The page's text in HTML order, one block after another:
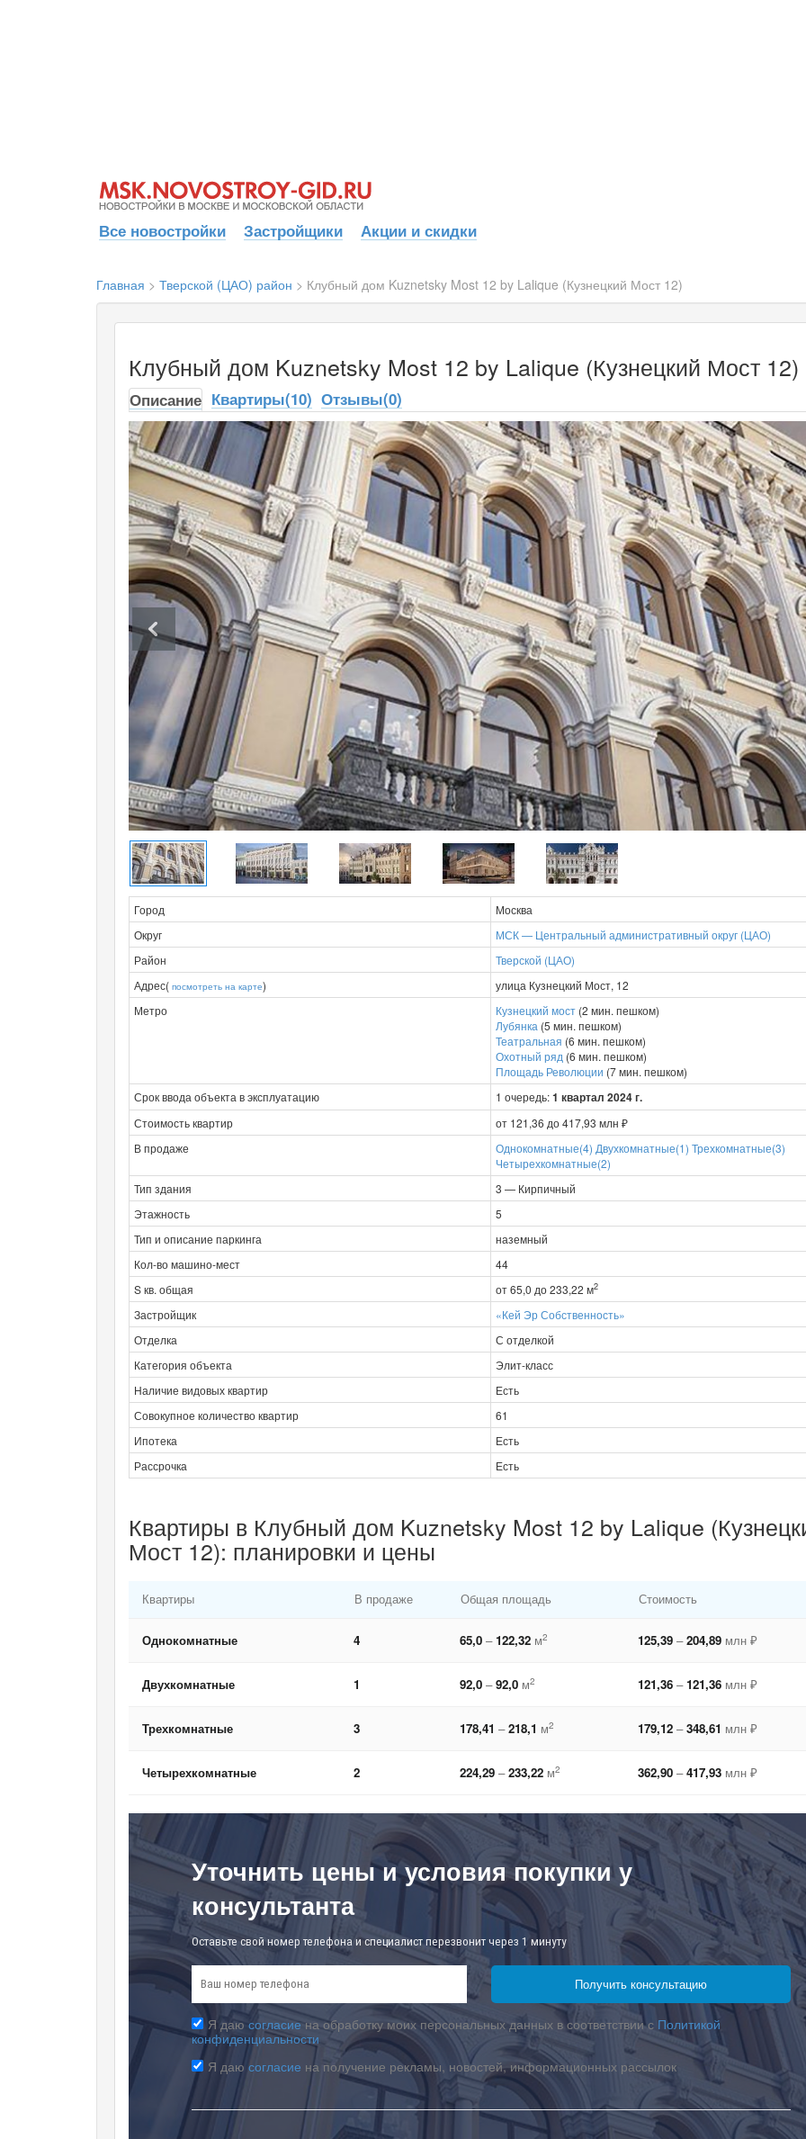
Все новостройки Застройщики Акции и скидки
Главная > Тверской (ЦАО) район > Клубный дом Kuznetsky Most 12 by Lalique (Кузнецкий Мост 12)
Клубный дом Kuznetsky Most 12 by Lalique (Кузнецкий Мост 12)
Описание Квартиры(10) Отзывы(0)
Город
Москва
Округ
МСК — Центральный административный округ (ЦАО)
Район
Тверской (ЦАО)
Адрес( посмотреть на карте)
улица Кузнецкий Мост, 12
Метро
Кузнецкий мост (2 мин. пешком)
Лубянка (5 мин. пешком)
Театральная (6 мин. пешком)
Охотный ряд (6 мин. пешком)
Площадь Революции (7 мин. пешком)
Срок ввода объекта в эксплуатацию
1 очередь:1 квартал 2024 г.
Стоимость квартир
от 121,36 до 417,93 млн ₽
В продаже
Однокомнатные(4) Двухкомнатные(1) Трехкомнатные(3)
Четырехкомнатные(2)
Тип здания
3 — Кирпичный
Этажность
5
Тип и описание паркинга
наземный
Кол-во машино-мест
44
S кв. общая
от 65,0 до 233,22 м2
Застройщик
«Кей Эр Собственность»
Отделка
С отделкой
Категория объекта
Элит-класс
Наличие видовых квартир
Есть
Совокупное количество квартир
61
Ипотека
Есть
Рассрочка
Есть
Квартиры в Клубный дом Kuznetsky Most 12 by Lalique
Мост 12): планировки и цены
Квартиры В продаже Общая площадь Стоимость
Однокомнатные 4 65,0 –122,32 м2 125,39 –204,89 млн ₽
Двухкомнатные 1 92,0 –92,0 м2 121,36 –121,36 млн ₽
Трехкомнатные 3 178,41 –218,1 м2 179,12 –348,61 млн ₽
Четырехкомнатные 2 224,29 –233,22 м2 362,90 –417,93 млн ₽
Уточнить цены и условия покупки у
консультанта
Оставьте свой номер телефона и специалист перезвонит через 1 минуту
Я даю согласие на обработку моих персональных данных в соответствии с Политикой
конфиденциальности
Я даю согласие на получение рекламы, новостей, информационных рассылок